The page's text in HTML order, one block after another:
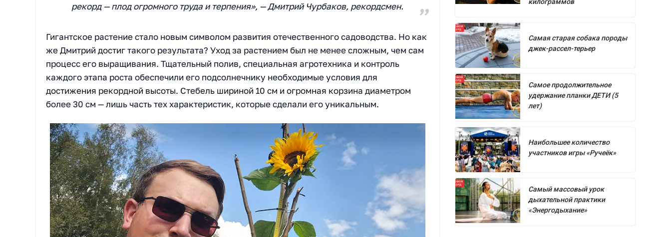
рекорд — плод огромного труда и терпения», — Дмитрий Чурбаков, рекордсмен.
Гигантское растение стало новым символом развития отечественного садоводства. Но как
же Дмитрий достиг такого результата? Уход за растением был не менее сложным, чем сам
процесс его выращивания. Тщательный полив, специальная агротехника и контроль
каждого этапа роста обеспечили его подсолнечнику необходимые условия для
достижения рекордной высоты. Стебель шириной 10 см и огромная корзина диаметром
более 30 см — лишь часть тех характеристик, которые сделали его уникальным.
килограммов
Самая старая собака породы
джек-рассел-терьер
Самое продолжительное
удержание планки ДЕТИ (5
лет)
Наибольшее количество
участников игры «Ручеёк»
Самый массовый урок
дыхательной практики
«Энергодыхание»